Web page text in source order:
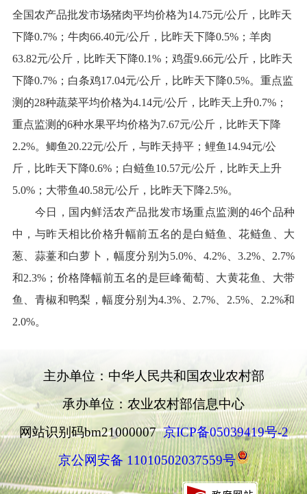
全国农产品批发市场猪肉平均价格为14.75元/公斤，比昨天
下降0.7%；牛肉66.40元/公斤，比昨天下降0.5%；羊肉
63.82元/公斤，比昨天下降0.1%；鸡蛋9.66元/公斤，比昨天
下降0.7%；白条鸡17.04元/公斤，比昨天下降0.5%。重点监
测的28种蔬菜平均价格为4.14元/公斤，比昨天上升0.7%；
重点监测的6种水果平均价格为7.67元/公斤，比昨天下降
2.2%。鲫鱼20.22元/公斤，与昨天持平；鲤鱼14.94元/公
斤，比昨天下降0.6%；白鲢鱼10.57元/公斤，比昨天上升
5.0%；大带鱼40.58元/公斤，比昨天下降2.5%。
今日，国内鲜活农产品批发市场重点监测的46个品种
中，与昨天相比价格升幅前五名的是白鲢鱼、花鲢鱼、大
葱、 蒜薹和白萝卜，幅度分别为5.0%、4.2%、3.2%、2.7%
和2.3%；价格降幅前五名的是巨峰葡萄、大黄花鱼、大带
鱼、青椒和鸭梨，幅度分别为4.3%、2.7%、2.5%、2.2%和
2.0%。
主办单位：中华人民共和国农业农村部
承办单位：农业农村部信息中心
网站识别码bm21000007京ICP备05039419号-2
京公网安备 11010502037559号